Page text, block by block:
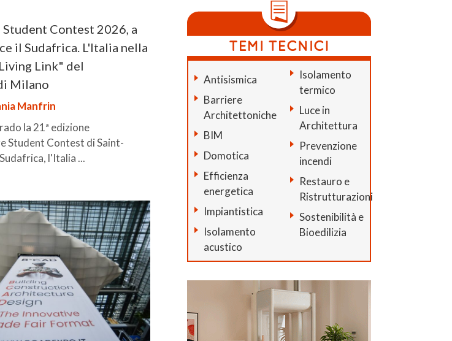
Contest 2026, a
il Sudafrica. L'Italia nella
Link" del
Milano
Manfrin
la 21ª edizione
Student Contest di Saint-
l'Italia ...
Antisismica
Barriere
Architettoniche
BIM
Domotica
Efficienza
energetica
Impiantistica
Isolamento
acustico
Isolamento
termico
Luce in
Architettura
Prevenzione
incendi
Restauro e
Ristrutturazioni
Sostenibilità e
Bioedilizia